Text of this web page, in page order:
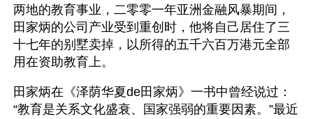
两地的教育事业，二零零一年亚洲金融风暴期间，
田家炳的公司产业受到重创时，他将自己居住了三
十七年的别墅卖掉，以所得的五千六百万港元全部
用在资助教育上。
田家炳在《泽荫华夏de田家炳》一书中曾经说过：
“教育是关系文化盛衰、国家强弱的重要因素。”最近